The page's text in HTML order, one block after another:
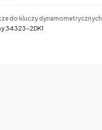
do kluczy dynamometrycznych
34323-2DK1